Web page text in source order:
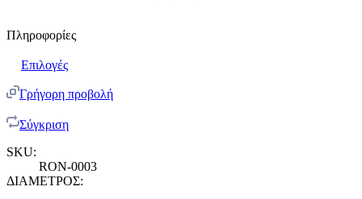
Πληροφορίες
Επιλογές
Γρήγορη προβολή
Σύγκριση
SKU:
RON-0003
ΔΙΑΜΕΤΡΟΣ: